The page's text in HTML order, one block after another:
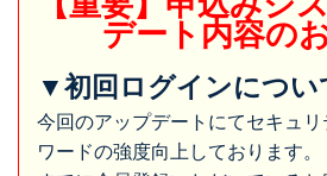
デート内容の
▼初回ログインについ
今回のアップデートにてセキュ
ワードの強度向上しております。